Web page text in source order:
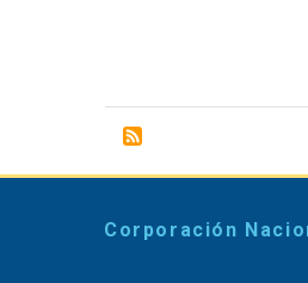
Corporación